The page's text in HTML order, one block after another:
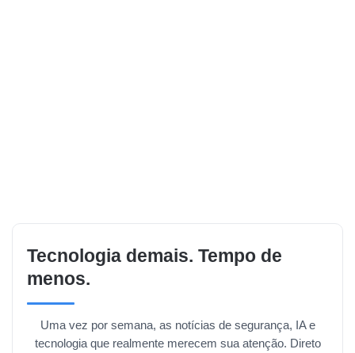
Tecnologia demais. Tempo de
menos.
Uma vez por semana, as notícias de segurança, IA e
tecnologia que realmente merecem sua atenção. Direto